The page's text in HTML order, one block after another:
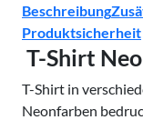
Beschreibung
Produktsicherheit
T-Shirt
T-Shirt in
Neonfarben